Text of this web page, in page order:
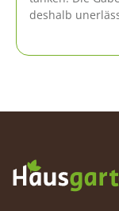
deshalb